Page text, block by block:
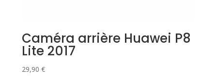
Caméra arrière Huawei P8
Lite 2017
29,90 €